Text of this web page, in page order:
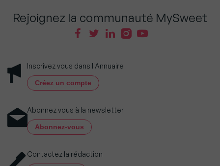
Rejoignez la communauté MySweet
Inscrivez vous dans l'Annuaire
Créez un compte
Abonnez vous à la newsletter
Abonnez-vous
Contactez la rédaction